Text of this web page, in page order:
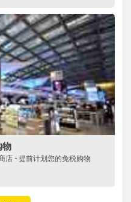
物
店 - 提前计划您的免税购物